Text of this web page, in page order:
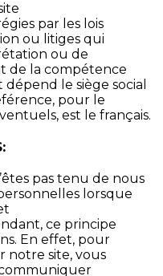
par les lois
ou litiges qui
ou de
de la compétence
le siège social
pour le
est le français.
pas tenu de nous
lorsque
ce principe
En effet, pour
notre site, vous